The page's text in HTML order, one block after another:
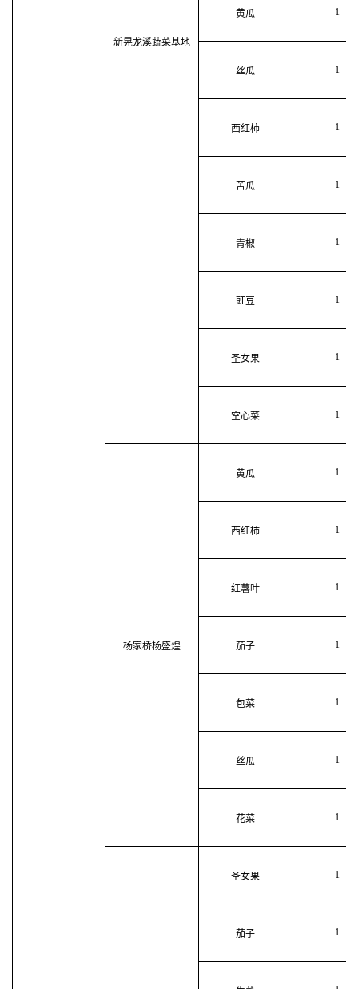
新晃龙溪蔬菜基地
黄瓜 1
丝瓜 1
西红柿 1
苦瓜 1
青椒 1
豇豆 1
圣女果 1
空心菜 1
杨家桥杨盛煌
黄瓜 1
西红柿 1
红薯叶 1
茄子 1
包菜 1
丝瓜 1
花菜 1
圣女果 1
茄子 1